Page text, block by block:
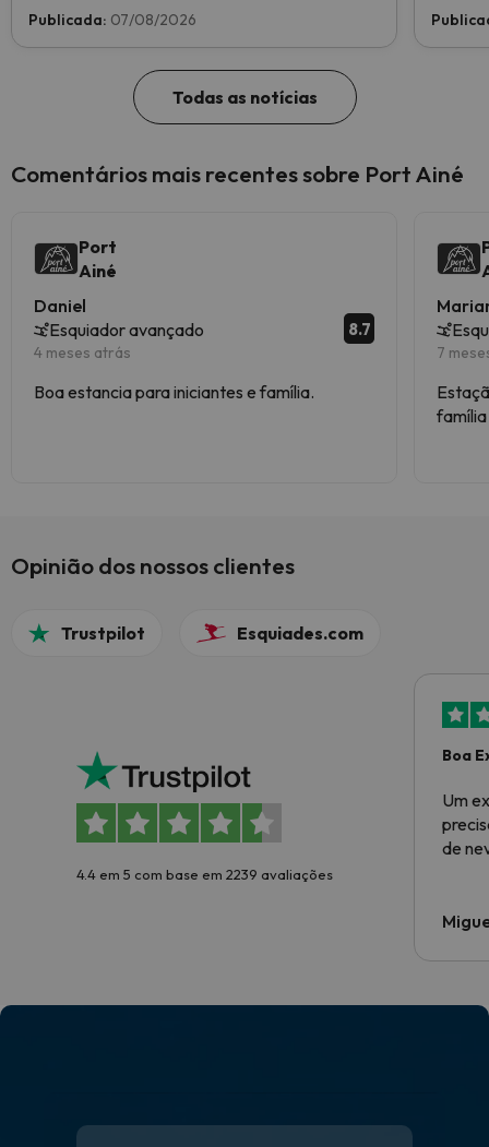
indústria do esqui. Vote agora e ajude-nos a
Publicada: 07/08/2026
Todas as notícias
Comentários mais recentes sobre Port Ainé
Port
Ainé
Daniel
Esquiador avançado
4 meses atrás
8.7
Boa estancia para iniciantes e família.
7
Opinião dos nossos clientes
Trustpilot Esquiades.com
4.4 em 5 com base em 2239 avaliações
Boa
Um
de